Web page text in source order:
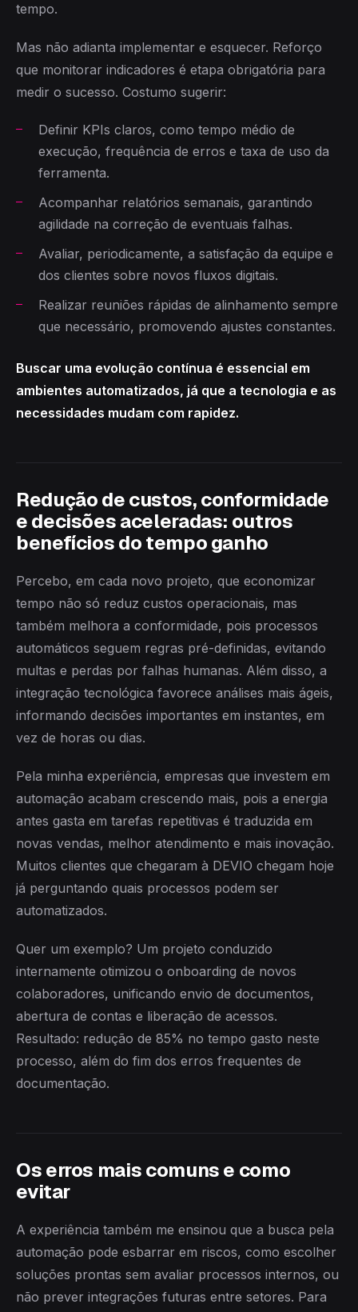
tempo.
Mas não adianta implementar e esquecer. Reforço
que monitorar indicadores é etapa obrigatória para
medir o sucesso. Costumo sugerir:
Definir KPIs claros, como tempo médio de
execução, frequência de erros e taxa de uso da
ferramenta.
Acompanhar relatórios semanais, garantindo
agilidade na correção de eventuais falhas.
Avaliar, periodicamente, a satisfação da equipe e
dos clientes sobre novos fluxos digitais.
Realizar reuniões rápidas de alinhamento sempre
que necessário, promovendo ajustes constantes.
Buscar uma evolução contínua é essencial em
ambientes automatizados, já que a tecnologia e as
necessidades mudam com rapidez.
Redução de custos, conformidade
e decisões aceleradas: outros
benefícios do tempo ganho
Percebo, em cada novo projeto, que economizar
tempo não só reduz custos operacionais, mas
também melhora a conformidade, pois processos
automáticos seguem regras pré-definidas, evitando
multas e perdas por falhas humanas. Além disso, a
integração tecnológica favorece análises mais ágeis,
informando decisões importantes em instantes, em
vez de horas ou dias.
Pela minha experiência, empresas que investem em
automação acabam crescendo mais, pois a energia
antes gasta em tarefas repetitivas é traduzida em
novas vendas, melhor atendimento e mais inovação.
Muitos clientes que chegaram à DEVIO chegam hoje
já perguntando quais processos podem ser
automatizados.
Quer um exemplo? Um projeto conduzido
internamente otimizou o onboarding de novos
colaboradores, unificando envio de documentos,
abertura de contas e liberação de acessos.
Resultado: redução de 85% no tempo gasto neste
processo, além do fim dos erros frequentes de
documentação.
Os erros mais comuns e como
evitar
A experiência também me ensinou que a busca pela
automação pode esbarrar em riscos, como escolher
soluções prontas sem avaliar processos internos, ou
não prever integrações futuras entre setores. Para